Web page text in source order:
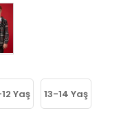
12 Yaş 13-14 Yaş